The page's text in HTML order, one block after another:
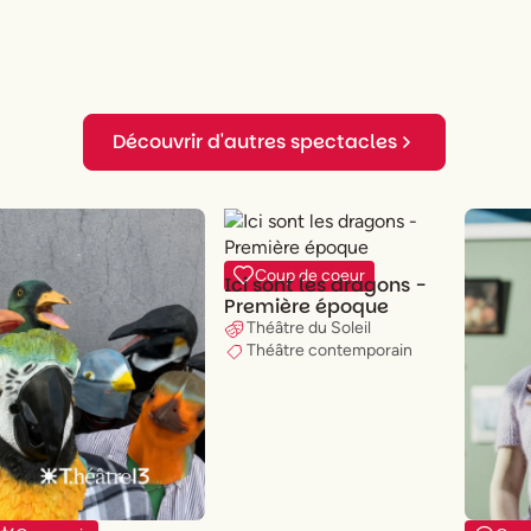
Découvrir d'autres spectacles
Coup de coeur
Ici sont les dragons -
Première époque
Théâtre du Soleil
Théâtre contemporain